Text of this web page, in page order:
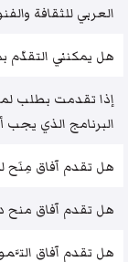
العربي للثقافة
هل يمكنني
إذا تقدمت بطلب
البرنامج الذي يجب
هل تقدم آفاق مِنَح
هل تقدم آفاق منح
هل تقدم آفاق التَّمويل بنسبة